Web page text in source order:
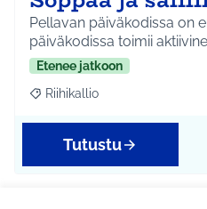
Pellavan päiväkodissa on
päiväkodissa toimii
Etenee jatkoon
Rajaa tulokset aihepiirin
Riihikallio
Tutustu